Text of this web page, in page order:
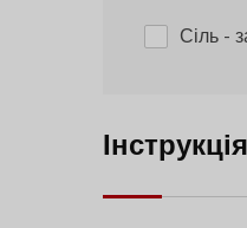
Сіль-